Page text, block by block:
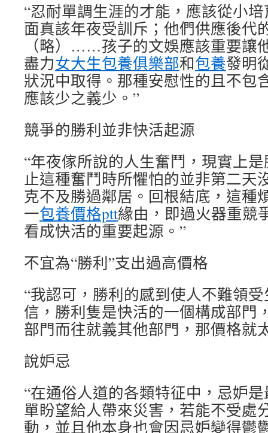
“忍耐單調生涯的才能，應該從小
面真該年夜受訓斥；他們供應後代
（略）……孩子的文娛應該重要讓
盡力女大生包養俱樂部和包養發明
狀況中取得。那種安慰性的且不包
應該少之義少。”
競爭的勝利並非快活起源
“年夜傢所說的人生奮鬥，現實上
止這種奮鬥時所懼怕的並非第二天
克不及勝過鄰居。回根結底，這種
一包養價格ptt緣由，即過火器重競
看成快活的重要起源。”
不宜為“勝利”支出過高價格
“我認可，勝利的感到使人不難領
信，勝利隻是快活的一個構成部門
部門而往就義其他部門，那價格就
說妒忌
“在通俗人道的各類特征中，忌妒
單盼望給人帶來災害，若能不受處
動，並且他本身也會因忌妒變得鬱